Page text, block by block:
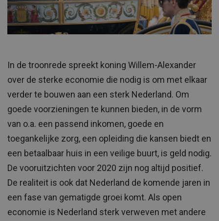
In de troonrede spreekt koning Willem-Alexander
over de sterke economie die nodig is om met elkaar
verder te bouwen aan een sterk Nederland. Om
goede voorzieningen te kunnen bieden, in de vorm
van o.a. een passend inkomen, goede en
toegankelijke zorg, een opleiding die kansen biedt en
een betaalbaar huis in een veilige buurt, is geld nodig.
De vooruitzichten voor 2020 zijn nog altijd positief.
De realiteit is ook dat Nederland de komende jaren in
een fase van gematigde groei komt. Als open
economie is Nederland sterk verweven met andere